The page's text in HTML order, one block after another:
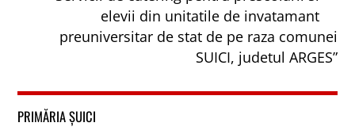
elevii din unitatile de invatamant
preuniversitar de stat de pe raza comunei
SUICI, judetul ARGES”
PRIMĂRIA ȘUICI